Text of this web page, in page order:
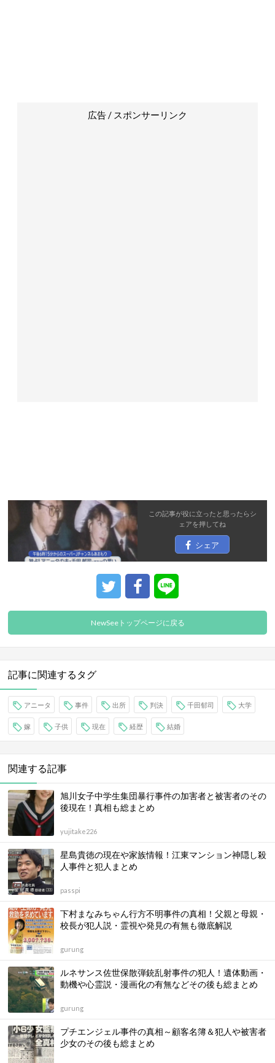
広告 / スポンサーリンク
この記事が役に立ったと思ったらシ
ェアを押してね
シェア
NewSeeトップページに戻る
記事に関連するタグ
アニータ 事件 出所 判決 千田郁司 大学
嫁 子供 現在 経歴 結婚
関連する記事
旭川女子中学生集団暴行事件の加害者と被害者のその
後現在！真相も総まとめ
yujitake226
星島貴徳の現在や家族情報！江東マンション神隠し殺
人事件と犯人まとめ
passpi
下村まなみちゃん行方不明事件の真相！父親と母親・
校長が犯人説・霊視や発見の有無も徹底解説
gurung
ルネサンス佐世保散弾銃乱射事件の犯人！遺体動画・
動機や心霊説・漫画化の有無などその後も総まとめ
gurung
プチエンジェル事件の真相～顧客名簿＆犯人や被害者
少女のその後も総まとめ